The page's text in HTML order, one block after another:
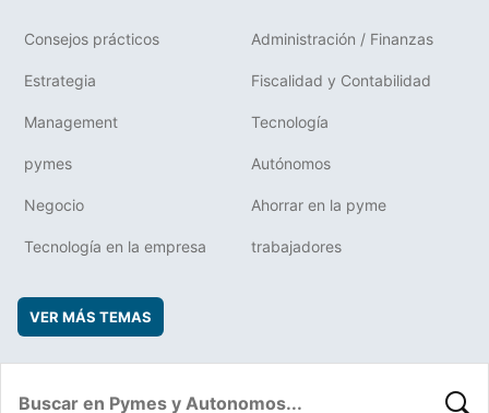
Consejos prácticos Administración / Finanzas
Estrategia Fiscalidad y Contabilidad
Management Tecnología
pymes Autónomos
Negocio Ahorrar en la pyme
Tecnología en la empresa trabajadores
VER MÁS TEMAS